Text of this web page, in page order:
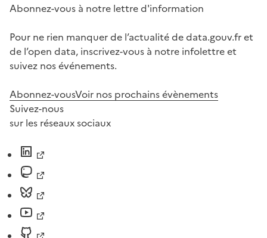
Abonnez-vous à notre lettre d'information
Pour ne rien manquer de l’actualité de data.gouv.fr et
de l’open data, inscrivez-vous à notre infolettre et
suivez nos événements.
Abonnez-vousVoir nos prochains évènements
Suivez-nous
sur les réseaux sociaux